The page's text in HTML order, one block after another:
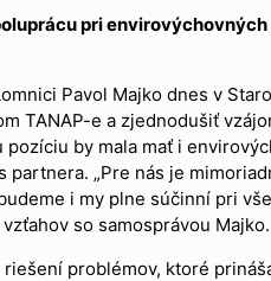
pri
Pavol Majko dnes v
TANAP-e a zjednodušiť
by mala mať i
„Pre nás je
i my plne súčinní pri
so samosprávou Majko.
problémov, ktoré